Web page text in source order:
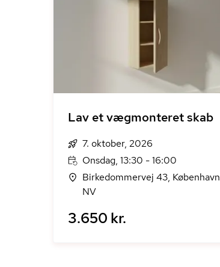
Lav et vægmonteret skab
7. oktober, 2026
Onsdag, 13:30 - 16:00
Birkedommervej 43, København
NV
3.650 kr.